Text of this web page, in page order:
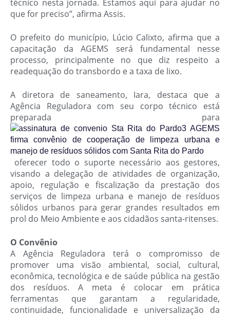
técnico nesta jornada. Estamos aqui para ajudar no
que for preciso”, afirma Assis.
O prefeito do município, Lúcio Calixto, afirma que a
capacitação da AGEMS será fundamental nesse
processo, principalmente no que diz respeito a
readequação do transbordo e a taxa de lixo.
A diretora de saneamento, Iara, destaca que a
Agência Reguladora com seu corpo técnico está
preparada para
oferecer todo o suporte necessário aos gestores,
visando a delegação de atividades de organização,
apoio, regulação e fiscalização da prestação dos
serviços de limpeza urbana e manejo de resíduos
sólidos urbanos para gerar grandes resultados em
prol do Meio Ambiente e aos cidadãos santa-ritenses.
O Convênio
A Agência Reguladora terá o compromisso de
promover uma visão ambiental, social, cultural,
econômica, tecnológica e de saúde pública na gestão
dos resíduos. A meta é colocar em prática
ferramentas que garantam a regularidade,
continuidade, funcionalidade e universalização da